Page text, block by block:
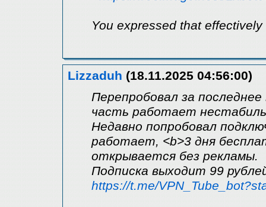
You expressed that effectively
Lizzaduh (18.11.2025 04:56:00)
Перепробовал за
часть работает
Недавно попробовал
работает, <b>3 дня
открывается без рекламы.
Подписка выходит 99
https://t.me/